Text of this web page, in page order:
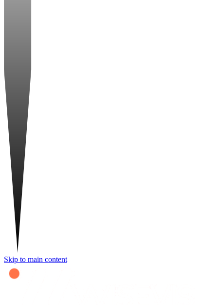
Skip to main content